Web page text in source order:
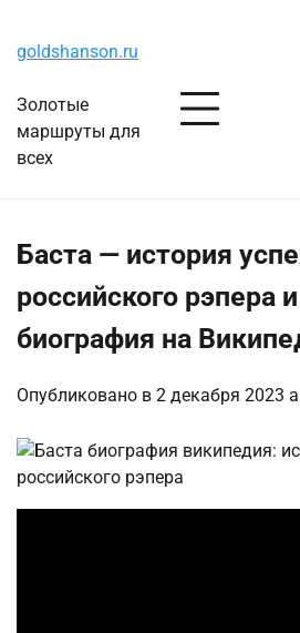
содержимому
goldshanson.ru
Золотые
маршруты для
всех
Баста — история
российского рэпера
биография на
Опубликовано в 2 декабря 2023